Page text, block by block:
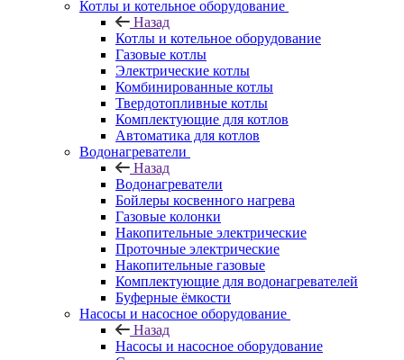
Котлы и котельное оборудование
Назад
Котлы и котельное оборудование
Газовые котлы
Электрические котлы
Комбинированные котлы
Твердотопливные котлы
Комплектующие для котлов
Автоматика для котлов
Водонагреватели
Назад
Водонагреватели
Бойлеры косвенного нагрева
Газовые колонки
Накопительные электрические
Проточные электрические
Накопительные газовые
Комплектующие для водонагревателей
Буферные ёмкости
Насосы и насосное оборудование
Назад
Насосы и насосное оборудование